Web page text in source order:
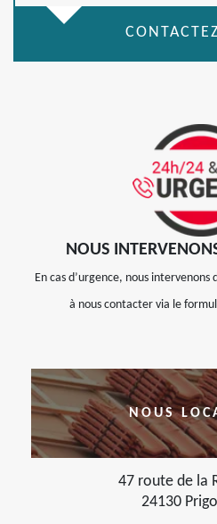
NOUS
En cas d’urgence, nous intervenons
à nous contacter via le
NOUS
47 route de la
24130